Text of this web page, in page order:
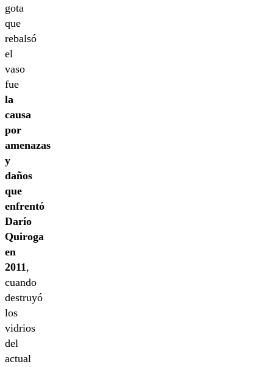
gota
que
rebalsó
el
vaso
fue
la
causa
por
amenazas
y
daños
que
enfrentó
Darío
Quiroga
en
2011,
cuando
destruyó
los
vidrios
del
actual